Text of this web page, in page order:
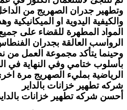
وتطهير جدران الصهريج من
والكيفية اليدوية او الميكانيكية
المواد المطهرة للقضاء على جميع
الرواسب العالقة بجدران
وحينما يتأكد مجموعة العمل من
بأسلوب ختامي وفي النهاية في
الرياضية بمليء الصهريج مرة
شركه تطهير خزانات بالداير
أحسن شركه تطهير خزانات